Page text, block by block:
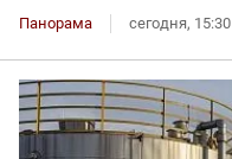
Панорама сегодня, 15:30